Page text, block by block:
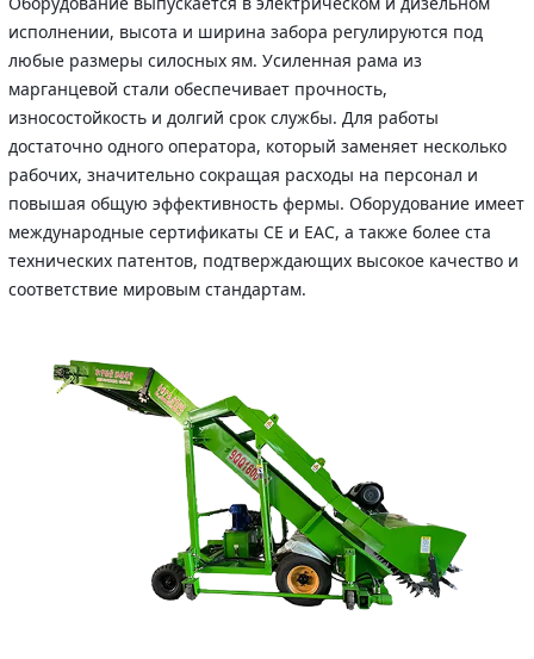
исполнении, высота и ширина забора регулируются под
любые размеры силосных ям. Усиленная рама из
марганцевой стали обеспечивает прочность,
износостойкость и долгий срок службы. Для работы
достаточно одного оператора, который заменяет несколько
рабочих, значительно сокращая расходы на персонал и
повышая общую эффективность фермы. Оборудование имеет
международные сертификаты CE и EAC, а также более ста
технических патентов, подтверждающих высокое качество и
соответствие мировым стандартам.